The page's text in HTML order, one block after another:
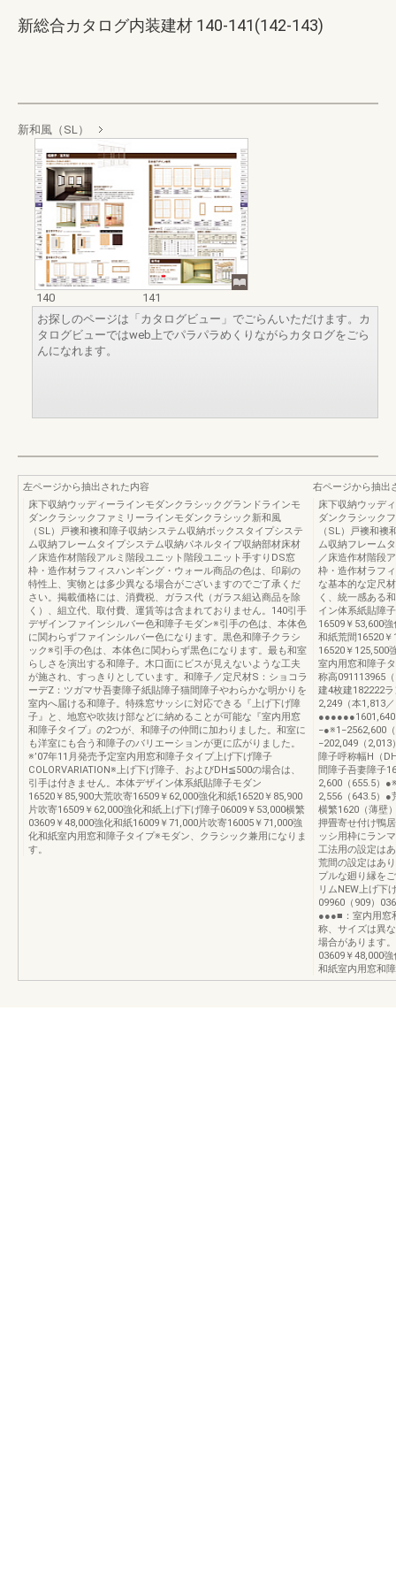
新総合カタログ内装建材 140-141(142-143)
新和風（SL）
140
141
お探しのページは「カタログビュー」でごらんいただけます。カ
タログビューではweb上でパラパラめくりながらカタログをごら
んになれます。
左ページから抽出された内容
床下収納ウッディーラインモダンクラシックグランドラインモ
ダンクラシックファミリーラインモダンクラシック新和風
（SL）戸襖和襖和障子収納システム収納ボックスタイプシステ
ム収納フレームタイプシステム収納パネルタイプ収納部材床材
／床造作材階段アルミ階段ユニット階段ユニット手すりDS窓
枠・造作材ラフィスハンギング・ウォール商品の色は、印刷の
特性上、実物とは多少異なる場合がございますのでご了承くだ
さい。掲載価格には、消費税、ガラス代（ガラス組込商品を除
く）、組立代、取付費、運賃等は含まれておりません。140引手
デザインファインシルバー色和障子モダン※引手の色は、本体色
に関わらずファインシルバー色になります。黒色和障子クラシ
ック※引手の色は、本体色に関わらず黒色になります。最も和室
らしさを演出する和障子。木口面にビスが見えないような工夫
が施され、すっきりとしています。和障子／定尺材S：ショコラ
ーデZ：ツガマサ吾妻障子紙貼障子猫間障子やわらかな明かりを
室内へ届ける和障子。特殊窓サッシに対応できる『上げ下げ障
子』と、地窓や吹抜け部などに納めることが可能な『室内用窓
和障子タイプ』の2つが、和障子の仲間に加わりました。和室に
も洋室にも合う和障子のバリエーションが更に広がりました。
※’07年11月発売予定室内用窓和障子タイプ上げ下げ障子
COLORVARIATION※上げ下げ障子、およびDH≦500の場合は、
引手は付きません。本体デザイン体系紙貼障子モダン
16520￥85,900大荒吹寄16509￥62,000強化和紙16520￥85,900
片吹寄16509￥62,000強化和紙上げ下げ障子06009￥53,000横繁
03609￥48,000強化和紙16009￥71,000片吹寄16005￥71,000強
化和紙室内用窓和障子タイプ※モダン、クラシック兼用になりま
す。
右ページから抽出
床下収納ウッデ
ダンクラシック
（SL）戸襖和襖
ム収納フレーム
／床造作材階段
枠・造作材ラフ
な基本的な定尺
く、統一感ある
イン体系紙貼障
16509￥53,600
和紙荒間16520
16520￥125,500
室内用窓和障子
称高091113965
建4枚建182222
2,249（本1,813
−●※1−2562,600
−202,049（
障子呼称幅H（
間障子吾妻障子
2,600（655.5）
2,556（643.5）
横繁1620（薄壁
押畳寄せ付け鴨
ッシ用枠にラン
工法用の設定は
荒間の設定はあ
プルな廻り縁を
リムNEW上げ下
09960（909）
●●●■：室内用窓
称、サイズは異
場合があります
03609￥48,000
和紙室内用窓和